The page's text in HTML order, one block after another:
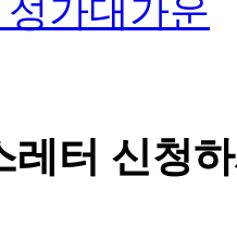
성가대가운
레터 신청